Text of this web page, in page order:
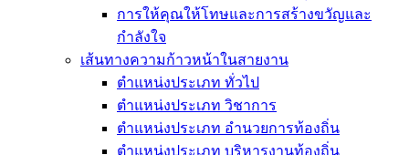
การให้คุณให้โทษและการสร้างขวัญและ
กำลังใจ
เส้นทางความก้าวหน้าในสายงาน
ตำแหน่งประเภท ทั่วไป
ตำแหน่งประเภท วิชาการ
ตำแหน่งประเภท อำนวยการท้องถิ่น
ตำแหน่งประเภท บริหารงานท้องถิ่น